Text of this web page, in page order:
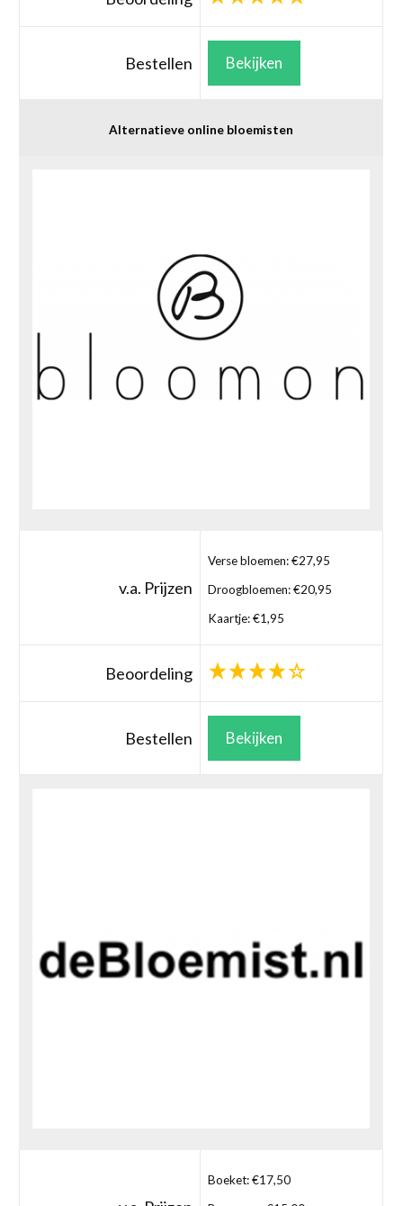
Bestellen Bekijken
Alternatieve online bloemisten
v.a. Prijzen
Verse bloemen: €27,95
Droogbloemen: €20,95
Kaartje: €1,95
Beoordeling
Bestellen Bekijken
Boeket: €17,50